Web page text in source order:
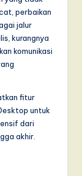
perbaikan
jalur
kurangnya
komunikasi
fitur
untuk
dari
akhir.